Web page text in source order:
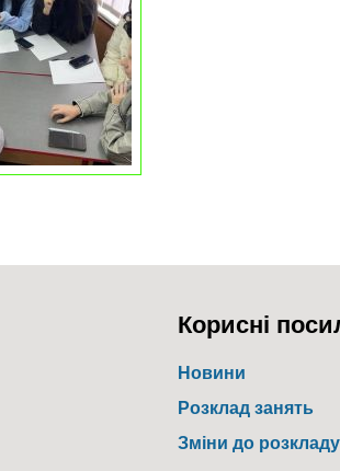
Корисні
Новини
Розклад занять
Зміни до розкладу